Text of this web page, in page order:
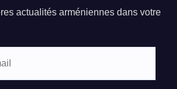
actualités arméniennes dans votre